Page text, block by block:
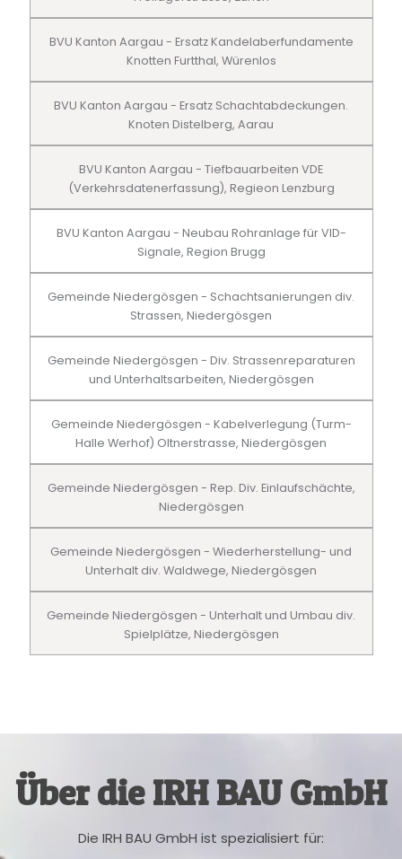
BVU Kanton Aargau - Ersatz Kandelaberfundamente
Knotten Furtthal, Würenlos
BVU Kanton Aargau - Ersatz Schachtabdeckungen.
Knoten Distelberg, Aarau
BVU Kanton Aargau - Tiefbauarbeiten VDE
(Verkehrsdatenerfassung), Regieon Lenzburg
BVU Kanton Aargau - Neubau Rohranlage für VID-
Signale, Region Brugg
Gemeinde Niedergösgen - Schachtsanierungen div.
Strassen, Niedergösgen
Gemeinde Niedergösgen - Div. Strassenreparaturen
und Unterhaltsarbeiten, Niedergösgen
Gemeinde Niedergösgen - Kabelverlegung (Turm-
Halle Werhof) Oltnerstrasse, Niedergösgen
Gemeinde Niedergösgen - Rep. Div. Einlaufschächte,
Niedergösgen
Gemeinde Niedergösgen - Wiederherstellung- und
Unterhalt div. Waldwege, Niedergösgen
Gemeinde Niedergösgen - Unterhalt und Umbau div.
Spielplätze, Niedergösgen
Über die IRH BAU GmbH
Die IRH BAU GmbH ist spezialisiert für: